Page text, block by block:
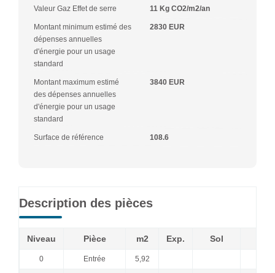
Valeur Gaz Effet de serre 11 Kg CO2/m2/an
Montant minimum estimé des
dépenses annuelles
d'énergie pour un usage
standard
2830 EUR
Montant maximum estimé
des dépenses annuelles
d'énergie pour un usage
standard
3840 EUR
Surface de référence 108.6
Description des pièces
Niveau Pièce m2 Exp. Sol
0 Entrée 5,92